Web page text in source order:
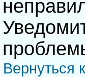
Вернуться